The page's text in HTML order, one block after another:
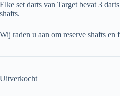
Elke set darts van Target bevat 3
shafts.
Wij raden u aan om reserve shafts en
Uitverkocht